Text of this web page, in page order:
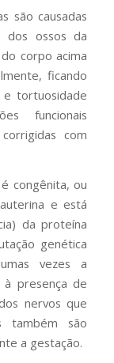
são causadas
dos ossos da
corpo acima
ficando
e tortuosidade
funcionais
com
congênita, ou
e está
da proteína
genética
vezes a
à presença de
nervos que
também são
a gestação.